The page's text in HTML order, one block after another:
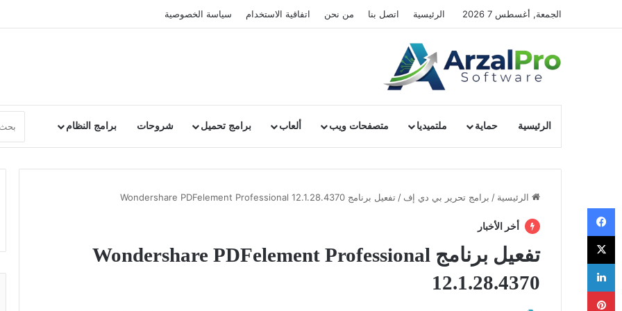
الجمعة, أغسطس 7 2026 الرئيسية اتصل بنا من نحن اتفاقية الاستخدام سياسة الخصوصية
الرئيسية حماية ملتميديا متصفحات ويب ألعاب برامج تحميل شروحات برامج النظام
الرئيسية / برامج تحرير بي دي إف / تفعيل برنامج Wondershare PDFelement Professional 12.1.28.4370
أخر الأخبار
تفعيل برنامج Wondershare PDFelement Professional
12.1.28.4370
فيسبوك
‫X
لينكدإن
بينتيريست